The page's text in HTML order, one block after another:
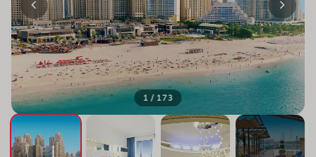
1 / 173